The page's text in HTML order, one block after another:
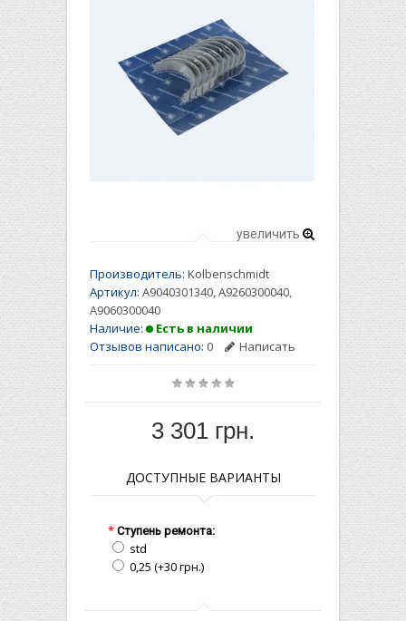
увеличить
Производитель: Kolbenschmidt
Артикул: A9040301340, A9260300040,
A9060300040
Наличие:
Есть в наличии
Отзывов написано: 0 Написать
3 301 грн.
ДОСТУПНЫЕ ВАРИАНТЫ
* Ступень ремонта:
std
0,25 (+30 грн.)